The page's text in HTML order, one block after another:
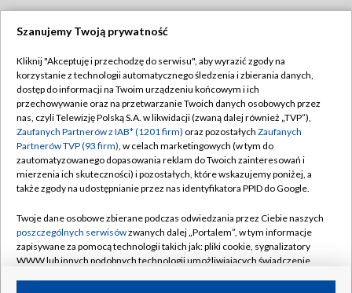
TVP
Abonament TVP
Emisja w TVP
Centrum informacji TVP
Naziemna Telewizja Cyfrowa
Rada Programowa
System NOS
Informacje o nadawcy
Regulamin TVP
Polityka prywatności
Moje zgody
Pomoc
Kontakt
Kanały
Szanujemy Twoją prywatność
Kliknij "Akceptuję i przechodzę do serwisu", aby wyrazić zgody na
korzystanie z technologii automatycznego śledzenia i zbierania danych,
dostęp do informacji na Twoim urządzeniu końcowym i ich
przechowywanie oraz na przetwarzanie Twoich danych osobowych przez
nas, czyli Telewizję Polską S.A. w likwidacji (zwaną dalej również „TVP”),
Zaufanych Partnerów z IAB* (1201 firm) oraz pozostałych Zaufanych
Partnerów TVP (93 firm), w celach marketingowych (w tym do
zautomatyzowanego dopasowania reklam do Twoich zainteresowań i
mierzenia ich skuteczności) i pozostałych, które wskazujemy poniżej, a
także zgody na udostępnianie przez nas identyfikatora PPID do Google.
Twoje dane osobowe zbierane podczas odwiedzania przez Ciebie naszych
poszczególnych serwisówzwanych dalej „Portalem”, w tym informacje
zapisywane za pomocą technologii takich jak: pliki cookie, sygnalizatory
WWW lub innych podobnych technologii umożliwiających świadczenie